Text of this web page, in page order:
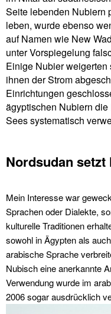
Seite lebenden Nubiern
leben, wurde ebenso
auf Namen wie New
unter Vorspiegelung
Einige Nubier weigerten
ihnen der Strom
Einrichtungen
ägyptischen Nubiern
Sees systematisch
Nordsudan
Mein Interesse war
Sprachen oder Dialekte,
kulturelle Traditionen
sowohl in Ägypten als
arabische Sprache
Nubisch eine anerkannte
Verwendung wurde im
2006 sogar ausdrücklich